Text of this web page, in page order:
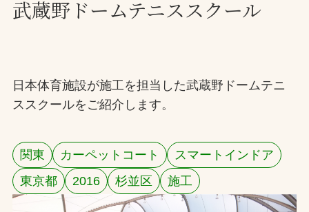
製品・サービス一覧
施工・管理実績一覧
採用情報
検索
武蔵野ドームテニススクール
日本体育施設が施工を担当した武蔵野ドームテニ
ススクールをご紹介します。
関東 カーペットコート
スマートインドア
東京都
2016 杉並区 施工